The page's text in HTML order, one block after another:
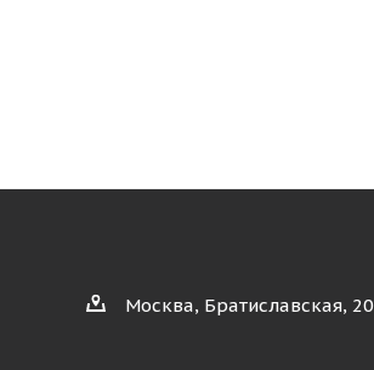
Москва, Братиславская, 20